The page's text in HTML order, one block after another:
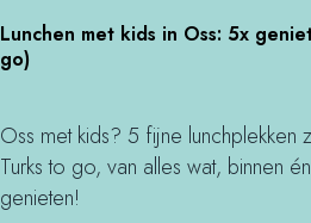
c
e
n
B
e
e
d
e
Lunchen met kids in Oss: 5x
go)
u
n
h
e
n
Oss met kids? 5 fijne lunchplekken
Turks to go, van alles wat, binnen
genieten!